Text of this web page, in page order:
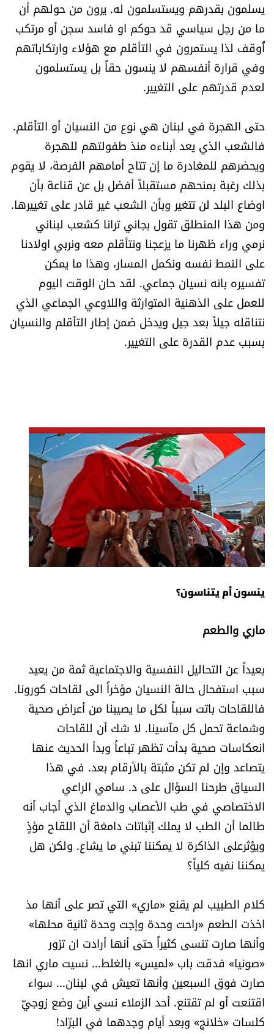
يسلمون بقدرهم ويستسلمون له. يرون من حولهم أن
ما من رجل سياسي قد حوكم او فاسد سجن أو مرتكب
أُوقف لذا يستمرون في التأقلم مع هؤلاء وارتكاباتهم
وفي قرارة أنفسهم لا ينسون حقاً بل يستسلمون
لعدم قدرتهم على التغيير.
حتى الهجرة في لبنان هي نوع من النسيان أو التأقلم.
فالشعب الذي يعد أبناءه منذ طفولتهم للهجرة
ويحضرهم للمغادرة ما إن تتاح أمامهم الفرصة، لا يقوم
بذلك رغبة بمنحهم مستقبلاً أفضل بل عن قناعة بأن
اوضاع البلد لن تتغير وبأن الشعب غير قادر على تغييرها.
ومن هذا المنطلق تقول بجاني ترانا كشعب لبناني
نرمي وراء ظهرنا ما يزعجنا ونتأقلم معه ونربي اولادنا
على النمط نفسه ونكمل المسار، وهذا ما يمكن
تفسيره بانه نسيان جماعي. لقد حان الوقت اليوم
للعمل على الذهنية المتوارثة واللاوعي الجماعي الذي
نتناقله جيلاً بعد جيل ويدخل ضمن إطار التأقلم والنسيان
بسبب عدم القدرة على التغيير.
ينسون أم يتناسون؟
ماري والطعم
بعيداً عن التحاليل النفسية والاجتماعية ثمة من يعيد
سبب استفحال حالة النسيان مؤخراً الى لقاحات كورونا.
فاللقاحات باتت سبباً لكل ما يصيبنا من أعراض صحية
وشماعة تحمل كل مآسينا. لا شك أن للقاحات
انعكاسات صحية بدأت تظهر تباعاً وبدأ الحديث عنها
يتصاعد وإن لم تكن مثبتة بالأرقام بعد. في هذا
السياق طرحنا السؤال على د. سامي الراعي
الاختصاصي في طب الأعصاب والدماغ الذي أجاب أنه
طالما أن الطب لا يملك إثباتات دامغة أن اللقاح مؤذٍ
ويؤثرعلى الذاكرة لا يمكننا تبني ما يشاع. ولكن هل
يمكننا نفيه كلياً؟
كلام الطبيب لم يقنع «ماري» التي تصر على أنها مذ
اخذت الطعم «راحت وحدة وإجت وحدة ثانية محلها»
وأنها صارت تنسى كثيراً حتى أنها أرادت ان تزور
«صونيا» فدقت باب «لميس» بالغلط... نسيت ماري انها
صارت فوق السبعين وأنها تعيش في لبنان... سواء
اقتنعت أو لم تقتنع. أحد الزملاء نسي أين وضع زوجيّ
كلسات «خلانج» وبعد أيام وجدهما في البرّاد!